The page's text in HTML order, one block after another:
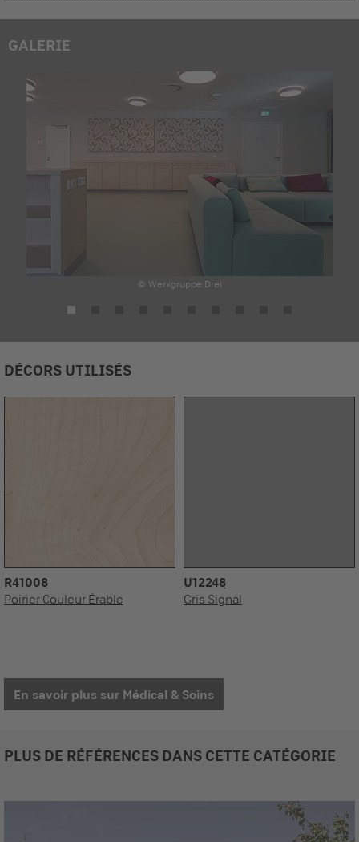
GALERIE
© Werkgruppe Drei
DÉCORS UTILISÉS
R41008
Poirier Couleur Érable
U12248
Gris Signal
En savoir plus sur Médical & Soins
PLUS DE RÉFÉRENCES DANS CETTE CATÉGORIE